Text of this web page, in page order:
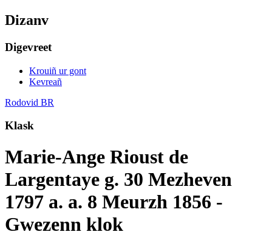
Dizanv
Digevreet
Krouiñ ur gont
Kevreañ
Rodovid BR
Klask
Marie-Ange Rioust de
Largentaye g. 30 Mezheven
1797 a. a. 8 Meurzh 1856 -
Gwezenn klok